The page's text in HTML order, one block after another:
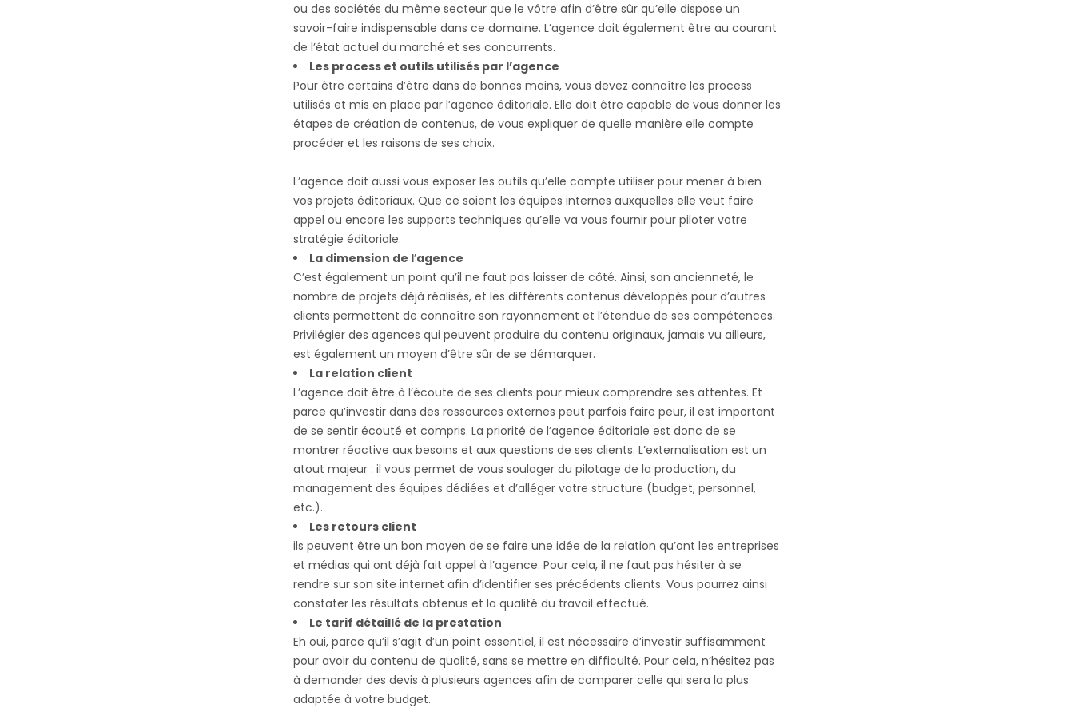
ou des sociétés du même secteur que le vôtre afin d’être sûr qu’elle dispose un
savoir-faire indispensable dans ce domaine. L’agence doit également être au courant
de l’état actuel du marché et ses concurrents.
Les process et outils utilisés par l’agence
Pour être certains d’être dans de bonnes mains, vous devez connaître les process
utilisés et mis en place par l’agence éditoriale. Elle doit être capable de vous donner les
étapes de création de contenus, de vous expliquer de quelle manière elle compte
procéder et les raisons de ses choix.
L’agence doit aussi vous exposer les outils qu’elle compte utiliser pour mener à bien
vos projets éditoriaux. Que ce soient les équipes internes auxquelles elle veut faire
appel ou encore les supports techniques qu’elle va vous fournir pour piloter votre
stratégie éditoriale.
La dimension de l’agence
C’est également un point qu’il ne faut pas laisser de côté. Ainsi, son ancienneté, le
nombre de projets déjà réalisés, et les différents contenus développés pour d’autres
clients permettent de connaître son rayonnement et l’étendue de ses compétences.
Privilégier des agences qui peuvent produire du contenu originaux, jamais vu ailleurs,
est également un moyen d’être sûr de se démarquer.
La relation client
L’agence doit être à l’écoute de ses clients pour mieux comprendre ses attentes. Et
parce qu’investir dans des ressources externes peut parfois faire peur, il est important
de se sentir écouté et compris. La priorité de l’agence éditoriale est donc de se
montrer réactive aux besoins et aux questions de ses clients. L’externalisation est un
atout majeur : il vous permet de vous soulager du pilotage de la production, du
management des équipes dédiées et d’alléger votre structure (budget, personnel,
etc.).
Les retours client
ils peuvent être un bon moyen de se faire une idée de la relation qu’ont les entreprises
et médias qui ont déjà fait appel à l’agence. Pour cela, il ne faut pas hésiter à se
rendre sur son site internet afin d’identifier ses précédents clients. Vous pourrez ainsi
constater les résultats obtenus et la qualité du travail effectué.
Le tarif détaillé de la prestation
Eh oui, parce qu’il s’agit d’un point essentiel, il est nécessaire d’investir suffisamment
pour avoir du contenu de qualité, sans se mettre en difficulté. Pour cela, n’hésitez pas
à demander des devis à plusieurs agences afin de comparer celle qui sera la plus
adaptée à votre budget.